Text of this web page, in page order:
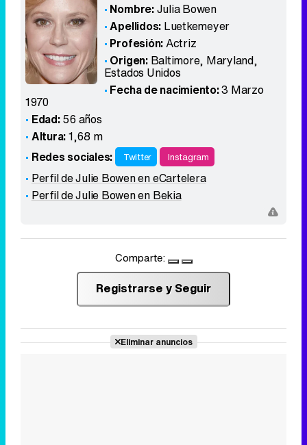
Nombre:Julia Bowen
Apellidos: Luetkemeyer
Profesión:Actriz
Origen: Baltimore, Maryland,
Estados Unidos
Fecha de nacimiento:3 Marzo
1970
Edad:56 años
Altura:1,68 m
Redes sociales:
Twitter Instagram
Perfil de Julie Bowen en eCartelera
Perfil de Julie Bowen en Bekia
Comparte:
Registrarse y Seguir
Eliminar anuncios